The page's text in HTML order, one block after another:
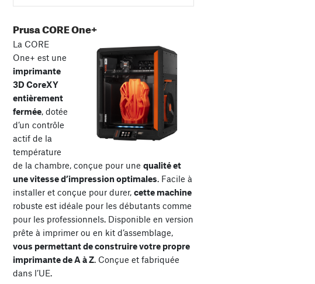
Prusa CORE One+
La CORE
One+ est une
imprimante
3D CoreXY
entièrement
fermée, dotée
d’un contrôle
actif de la
température
de la chambre, conçue pour une qualité et
une vitesse d’impression optimales. Facile à
installer et conçue pour durer, cette machine
robuste est idéale pour les débutants comme
pour les professionnels. Disponible en version
prête à imprimer ou en kit d’assemblage,
vous permettant de construire votre propre
imprimante de A à Z. Conçue et fabriquée
dans l’UE.